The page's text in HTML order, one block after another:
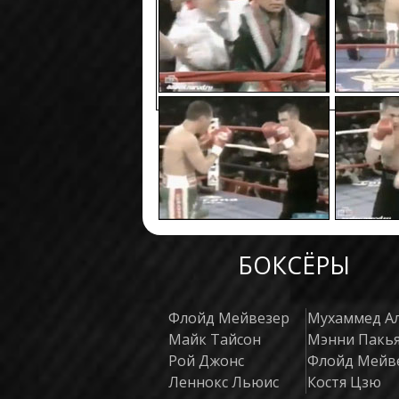
БОКСЁРЫ
Флойд Мейвезер
Майк Тайсон
Рой Джонс
Леннокс Льюис
Мухаммед
Мэнни
Флойд
Костя Цзю